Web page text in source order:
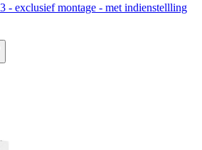
- exclusief montage - met indienstellling